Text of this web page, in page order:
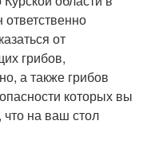
от
грибов,
а также грибов
которых вы
что на ваш стол